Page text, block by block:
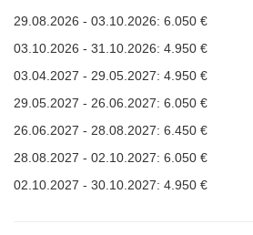
29.08.2026 - 03.10.2026: 6.050 €
03.10.2026 - 31.10.2026: 4.950 €
03.04.2027 - 29.05.2027: 4.950 €
29.05.2027 - 26.06.2027: 6.050 €
26.06.2027 - 28.08.2027: 6.450 €
28.08.2027 - 02.10.2027: 6.050 €
02.10.2027 - 30.10.2027: 4.950 €